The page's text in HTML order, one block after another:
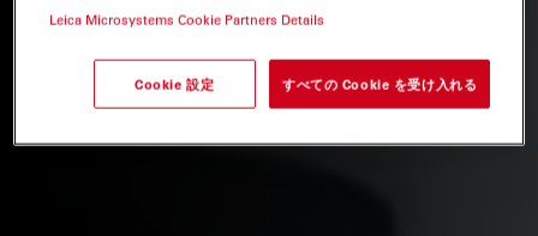
Leica Microsystems Cookie Partners Details
Cookie 設定 すべての Cookie を受け入れる